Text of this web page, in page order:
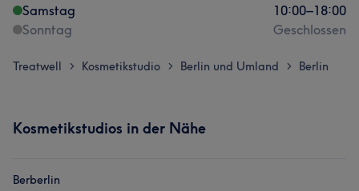
Samstag
10:00–18:00
Sonntag
Geschlossen
Treatwell > Kosmetikstudio > Berlin und Umland > Berlin
Kosmetikstudios in der Nähe
Berberlin